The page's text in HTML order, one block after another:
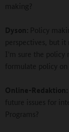
making?
Dyson: Policy
perspectives, but it
I'm sure the policy
formulate policy on
Online-Redaktion:
future issues for
Programs?